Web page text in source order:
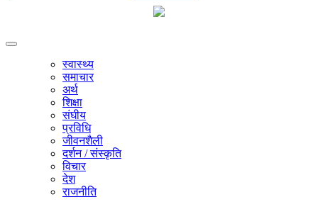
स्वास्थ्य
समाचार
अर्थ
शिक्षा
संघीय
प्रविधि
जीवनशैली
दर्शन / संस्कृति
विचार
देश
राजनीति